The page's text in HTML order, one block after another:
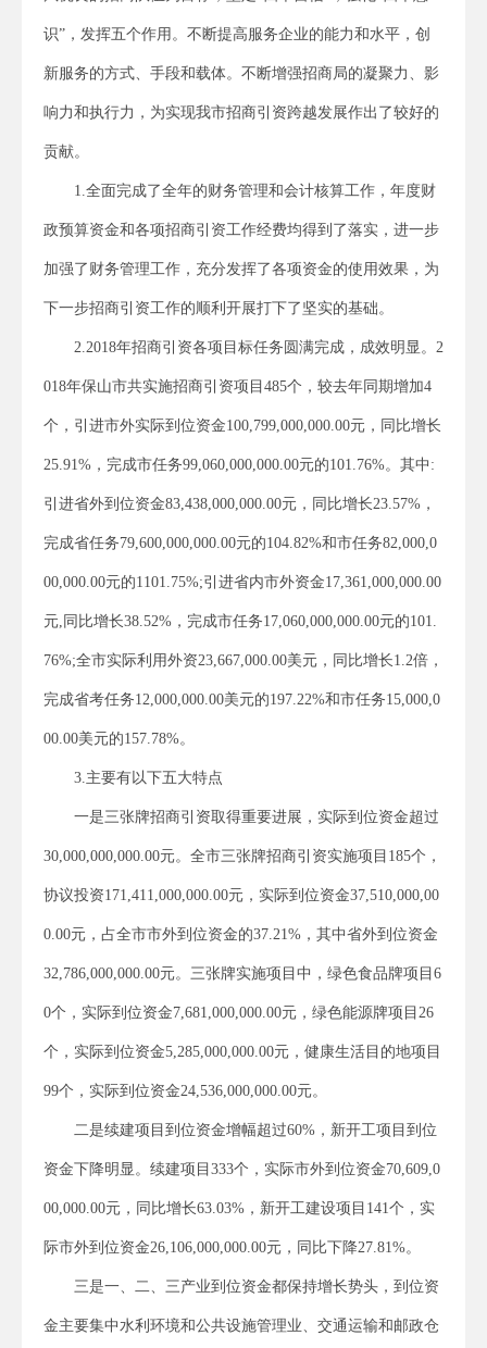
识”，发挥五个作用。不断提高服务企业的能力和水平，创
新服务的方式、手段和载体。不断增强招商局的凝聚力、影
响力和执行力，为实现我市招商引资跨越发展作出了较好的
贡献。
1.全面完成了全年的财务管理和会计核算工作，年度财
政预算资金和各项招商引资工作经费均得到了落实，进一步
加强了财务管理工作，充分发挥了各项资金的使用效果，为
下一步招商引资工作的顺利开展打下了坚实的基础。
2.2018年招商引资各项目标任务圆满完成，成效明显。2
018年保山市共实施招商引资项目485个，较去年同期增加4
个，引进市外实际到位资金100,799,000,000.00元，同比增长
25.91%，完成市任务99,060,000,000.00元的101.76%。其中:
引进省外到位资金83,438,000,000.00元，同比增长23.57%，
完成省任务79,600,000,000.00元的104.82%和市任务82,000,0
00,000.00元的1101.75%;引进省内市外资金17,361,000,000.00
元,同比增长38.52%，完成市任务17,060,000,000.00元的101.
76%;全市实际利用外资23,667,000.00美元，同比增长1.2倍，
完成省考任务12,000,000.00美元的197.22%和市任务15,000,0
00.00美元的157.78%。
3.主要有以下五大特点
一是三张牌招商引资取得重要进展，实际到位资金超过
30,000,000,000.00元。全市三张牌招商引资实施项目185个，
协议投资171,411,000,000.00元，实际到位资金37,510,000,00
0.00元，占全市市外到位资金的37.21%，其中省外到位资金
32,786,000,000.00元。三张牌实施项目中，绿色食品牌项目6
0个，实际到位资金7,681,000,000.00元，绿色能源牌项目26
个，实际到位资金5,285,000,000.00元，健康生活目的地项目
99个，实际到位资金24,536,000,000.00元。
二是续建项目到位资金增幅超过60%，新开工项目到位
资金下降明显。续建项目333个，实际市外到位资金70,609,0
00,000.00元，同比增长63.03%，新开工建设项目141个，实
际市外到位资金26,106,000,000.00元，同比下降27.81%。
三是一、二、三产业到位资金都保持增长势头，到位资
金主要集中水利环境和公共设施管理业、交通运输和邮政仓